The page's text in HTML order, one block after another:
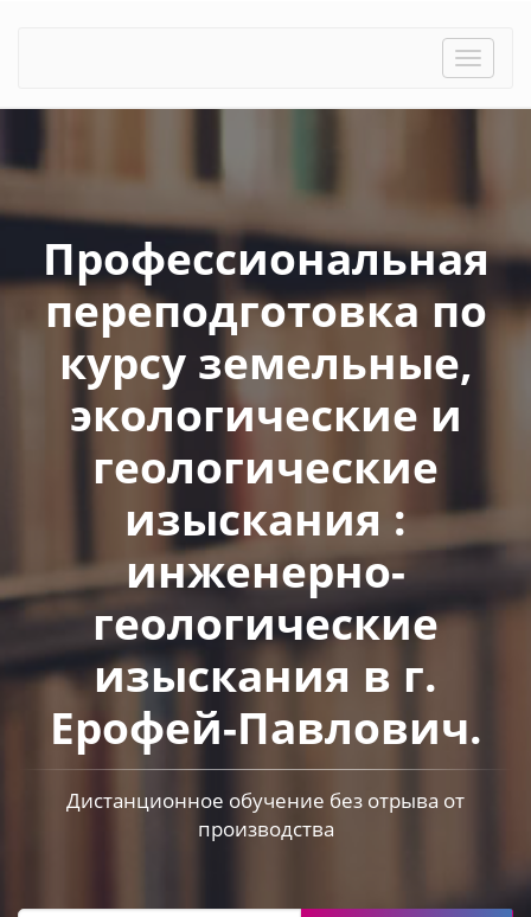
Toggle
Профессиональная
переподготовка по
курсу земельные,
экологические и
геологические
изыскания :
инженерно-
геологические
изыскания в г.
Ерофей-Павлович.
Дистанционное обучение без отрыва от
производства